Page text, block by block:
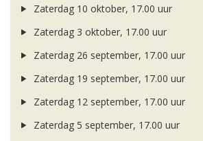
Zaterdag 10 oktober, 17.00 uur
Zaterdag 3 oktober, 17.00 uur
Zaterdag 26 september, 17.00 uur
Zaterdag 19 september, 17.00 uur
Zaterdag 12 september, 17.00 uur
Zaterdag 5 september, 17.00 uur